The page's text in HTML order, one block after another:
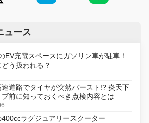
ュース
EV充電スペースにガソリン車が駐車！
う扱われる？
道路でタイヤが突然バースト!? 炎天下
前に知っておくべき点検内容とは
400ccラグジュアリースクーター